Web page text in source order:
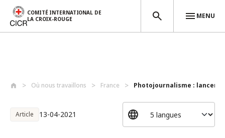
COMITÉ INTERNATIONAL DE
LA CROIX-ROUGE
MENU
Où nous travaillons France Photojournalisme :
Article 13-04-2021